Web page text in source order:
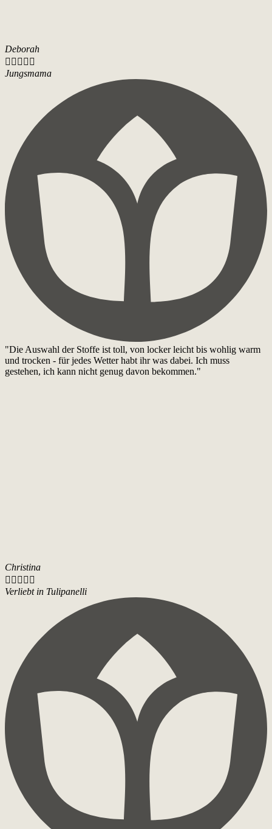
Deborah
    
Jungsmama
"Die Auswahl der Stoffe ist toll, von locker leicht bis wohlig warm
und trocken - für jedes Wetter habt ihr was dabei. Ich muss
gestehen, ich kann nicht genug davon bekommen."
Christina
    
Verliebt in Tulipanelli